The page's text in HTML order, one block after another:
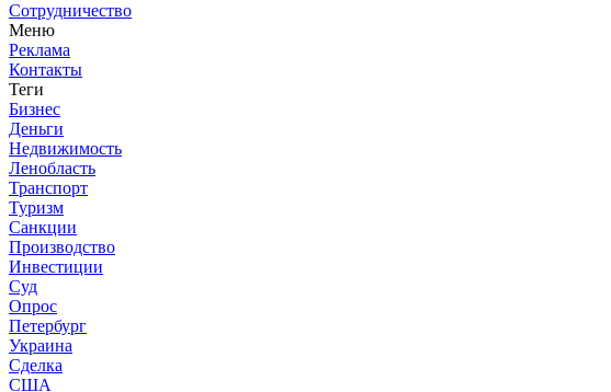
Сотрудничество
Меню
Реклама
Контакты
Теги
Бизнес
Деньги
Недвижимость
Ленобласть
Транспорт
Туризм
Санкции
Производство
Инвестиции
Суд
Опрос
Петербург
Украина
Сделка
США